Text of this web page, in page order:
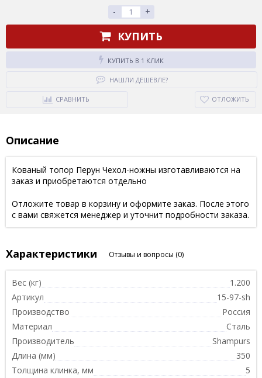
-
+
КУПИТЬ
КУПИТЬ В 1 КЛИК
НАШЛИ ДЕШЕВЛЕ?
СРАВНИТЬ ОТЛОЖИТЬ
Описание
Кованый топор Перун Чехол-ножны изготавливаются на
заказ и приобретаются отдельно
Отложите товар в корзину и оформите заказ. После этого
с вами свяжется менеджер и уточнит подробности заказа.
Характеристики Отзывы и вопросы (0)
Вес (кг)
1.200
Артикул
15-97-sh
Производство
Россия
Материал
Сталь
Производитель
Shampurs
Длина (мм)
350
Толщина клинка, мм
5